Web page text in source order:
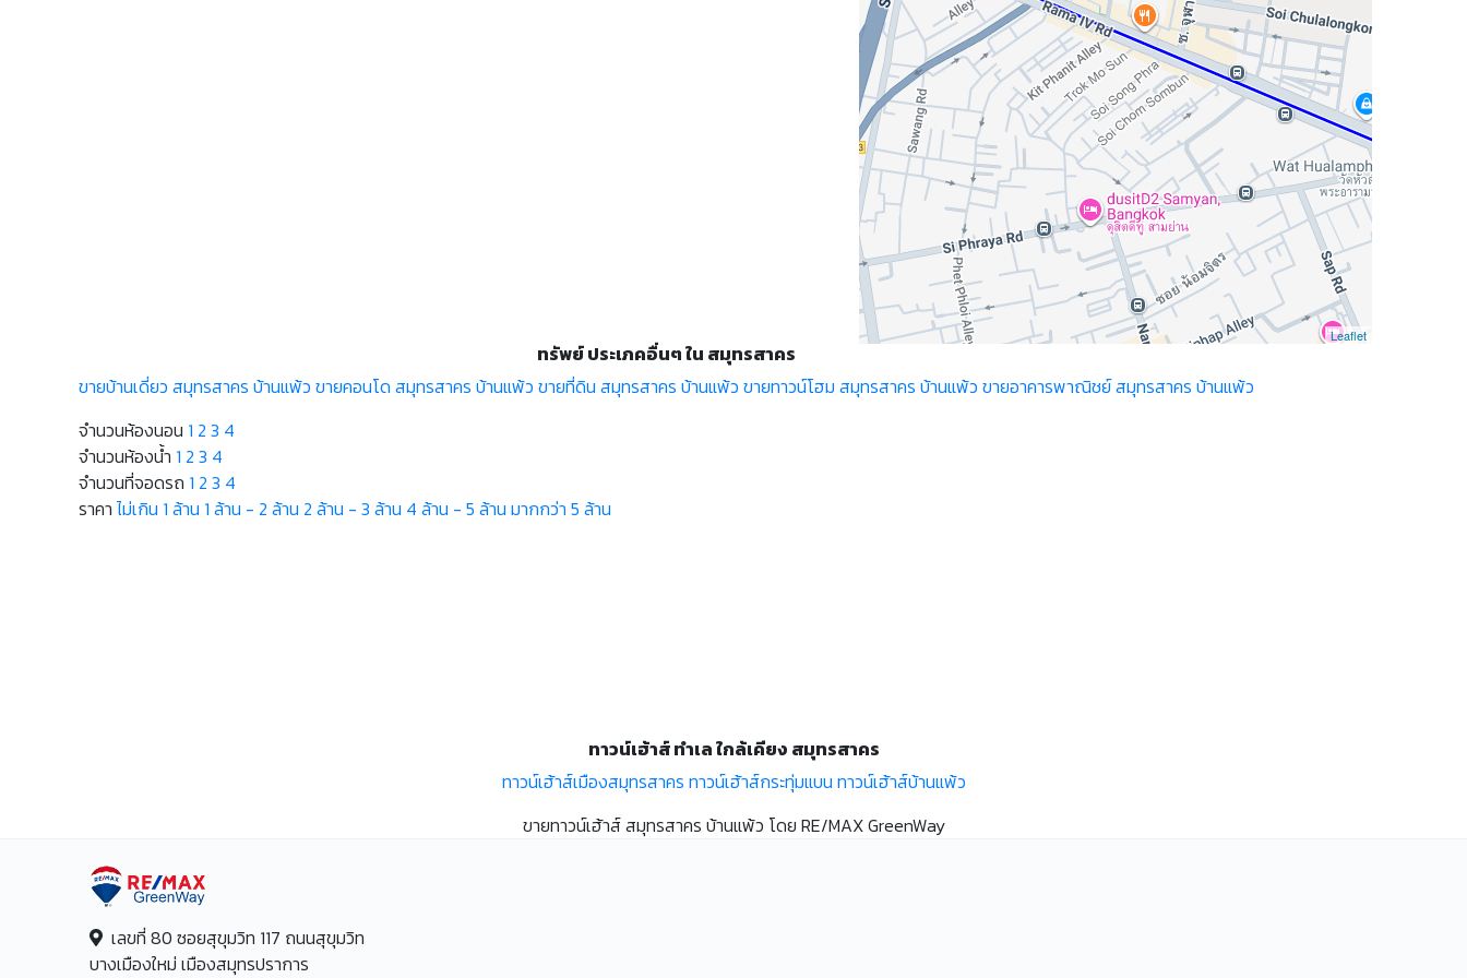
Leaflet
ทรัพย์ ประเภคอื่นๆ ใน สมุทรสาคร
ขายบ้านเดี่ยว สมุทรสาคร บ้านแพ้ว ขายคอนโด สมุทรสาคร บ้านแพ้ว ขายที่ดิน สมุทรสาคร บ้านแพ้ว ขายทาวน์โฮม สมุทรสาคร บ้านแพ้ว ขายอาคารพาณิชย์ สมุทรสาคร บ้านแพ้ว
จำนวนห้องนอน 1 2 3 4
จำนวนห้องน้ำ 1 2 3 4
จำนวนที่จอดรถ 1 2 3 4
ราคา ไม่เกิน 1 ล้าน 1 ล้าน - 2 ล้าน 2 ล้าน - 3 ล้าน 4 ล้าน - 5 ล้าน มากกว่า 5 ล้าน
ทาวน์เฮ้าส์ ทำเล ใกล้เคียง สมุทรสาคร
ทาวน์เฮ้าส์เมืองสมุทรสาคร ทาวน์เฮ้าส์กระทุ่มแบน ทาวน์เฮ้าส์บ้านแพ้ว
ขายทาวน์เฮ้าส์ สมุทรสาคร บ้านแพ้ว โดย RE/MAX GreenWay
เลขที่ 80 ซอยสุขุมวิท 117 ถนนสุขุมวิท
บางเมืองใหม่ เมืองสมุทรปราการ